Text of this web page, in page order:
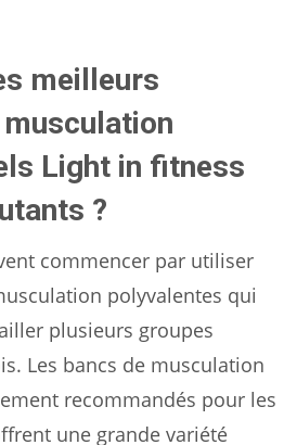
meilleurs
Light in fitness
?
commencer par utiliser
polyvalentes qui
plusieurs groupes
Les bancs de musculation
recommandés pour les
une grande variété